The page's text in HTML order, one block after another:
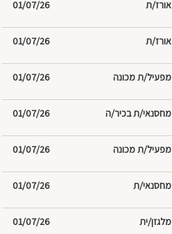
אורז/ת 01/07/26
אורז/ת 01/07/26
מפעיל/ת מכונה 01/07/26
מחסנאי/ת בכיר/ה 01/07/26
מפעיל/ת מכונה 01/07/26
מחסנאי/ת 01/07/26
מלגזן/ית 01/07/26